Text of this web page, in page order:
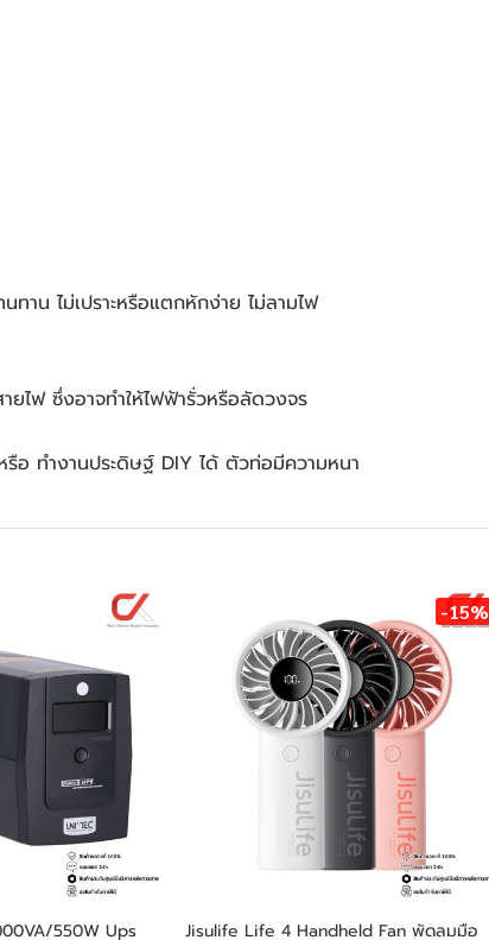
น ไม่เปราะหรือแตกหักง่าย ไม่ลามไฟ
ไฟ ซึ่งอาจทำให้ไฟฟ้ารั่วหรือลัดวงจร
อ ทำงานประดิษฐ์ DIY ได้ ตัวท่อมีความหนา
550W Ups
-15%
Jisulife Life 4 Handheld Fan พัดลมมือ